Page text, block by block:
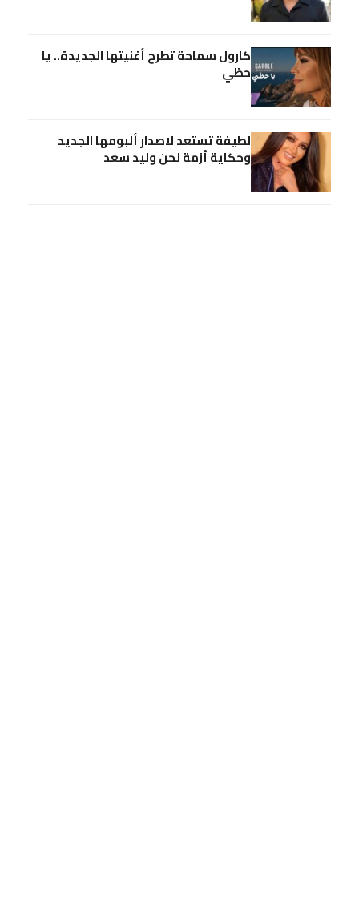
كارول سماحة تطرح أغنيتها الجديدة.. يا
حظي
لطيفة تستعد لاصدار ألبومها الجديد
وحكاية أزمة لحن وليد سعد